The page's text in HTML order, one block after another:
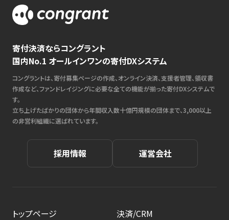
寄付決済ならコングラント
国内No.1 オールインワンの寄付DXシステム
コングラントは、寄付募集ページの作成、オンライン決済、支援者管理、領収書
作成など、ファンドレイジングに必要な全ての機能が揃った寄付DXシステムで
す。
立ち上げたばかりの団体から年間収入数十億円規模の団体まで、3,000以上
の非営利組織に選ばれています。
採用情報 運営会社
トップページ
決済/CRM